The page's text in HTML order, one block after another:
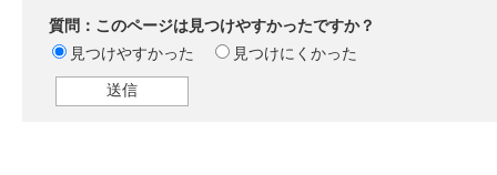
質問：このページは見つけやすかったですか？
見つけやすかった
見つけにくかった